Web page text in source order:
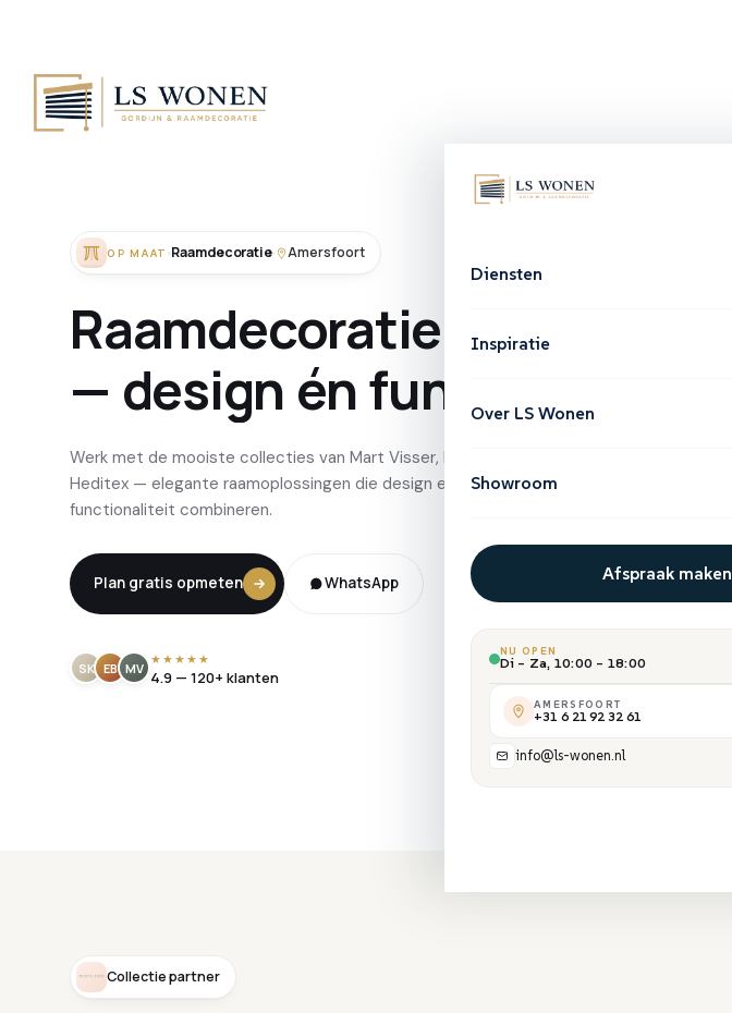
Diensten
Inspiratie
Over LS Wonen
Showroom
Afspraak maken
NU OPEN
Di – Za, 10:00 – 18:00
AMERSFOORT
+31 6 21 92 32 61
info@ls-wonen.nl
OP MAAT Raamdecoratie Amersfoort
Raamdecoratie opmaat
— design énfunctie.
Werk met de mooiste collecties van Mart Visser, Lifestyle en
Heditex — elegante raamoplossingen die design en
functionaliteit combineren.
Plan gratis opmeten WhatsApp
SK EB MV
★★★★★
4.9 — 120+ klanten
Collectie partner